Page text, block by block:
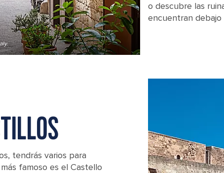
o descubre las
encuentran debajo
tendrás varios para
famoso es el Castello